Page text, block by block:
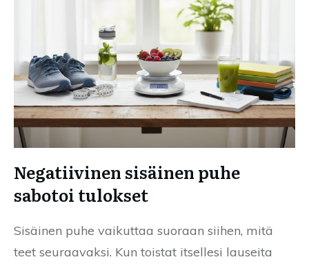
Negatiivinen sisäinen puhe
sabotoi tulokset
Sisäinen puhe vaikuttaa suoraan siihen, mitä
teet seuraavaksi. Kun toistat itsellesi lauseita